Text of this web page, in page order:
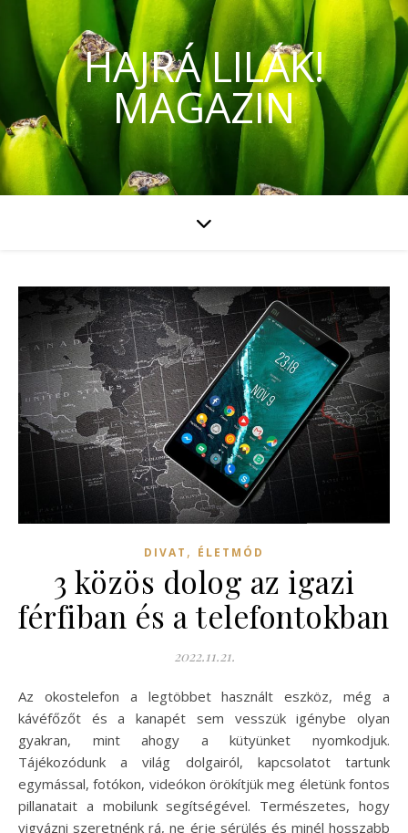
HAJRÁ LILÁK!
MAGAZIN
DIVAT , ÉLETMÓD
3 közös dolog az igazi
férfiban és a telefontokban
2022.11.21.
Az okostelefon a legtöbbet használt eszköz, még a
kávéfőzőt és a kanapét sem vesszük igénybe olyan
gyakran, mint ahogy a kütyünket nyomkodjuk.
Tájékozódunk a világ dolgairól, kapcsolatot tartunk
egymással, fotókon, videókon örökítjük meg életünk fontos
pillanatait a mobilunk segítségével. Természetes, hogy
vigyázni szeretnénk rá, ne érje sérülés és minél hosszabb